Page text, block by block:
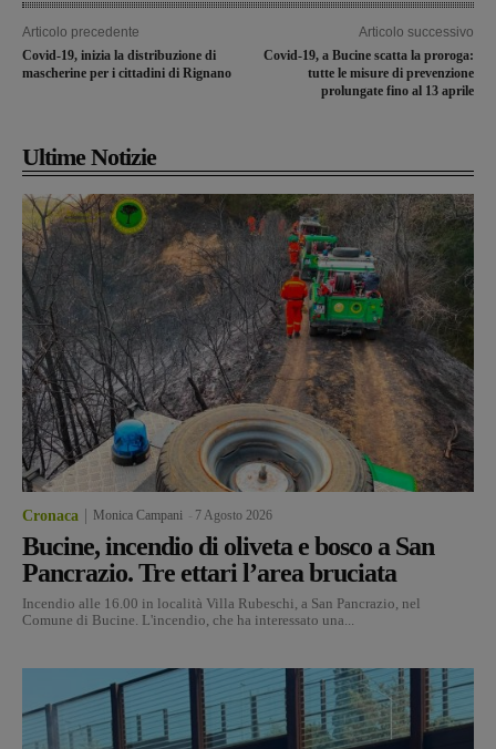
Articolo precedente
Covid-19, inizia la distribuzione di
mascherine per i cittadini di Rignano
Articolo successivo
Covid-19, a Bucine scatta la proroga:
tutte le misure di prevenzione
prolungate fino al 13 aprile
Ultime Notizie
Cronaca Monica Campani 7 Agosto 2026
Bucine, incendio di oliveta e bosco a San
Pancrazio. Tre ettari l’area bruciata
Incendio alle 16.00 in località Villa Rubeschi, a San Pancrazio, nel
Comune di Bucine. L'incendio, che ha interessato una...